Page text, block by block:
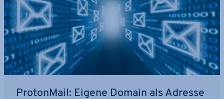
Pro­ton­Mail: Eigene Domain als Adresse